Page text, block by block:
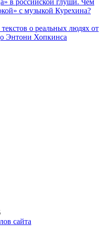
в российской глуши. Чем
с музыкой Курехина?
о реальных людях от
Энтони Хопкинса
сайта